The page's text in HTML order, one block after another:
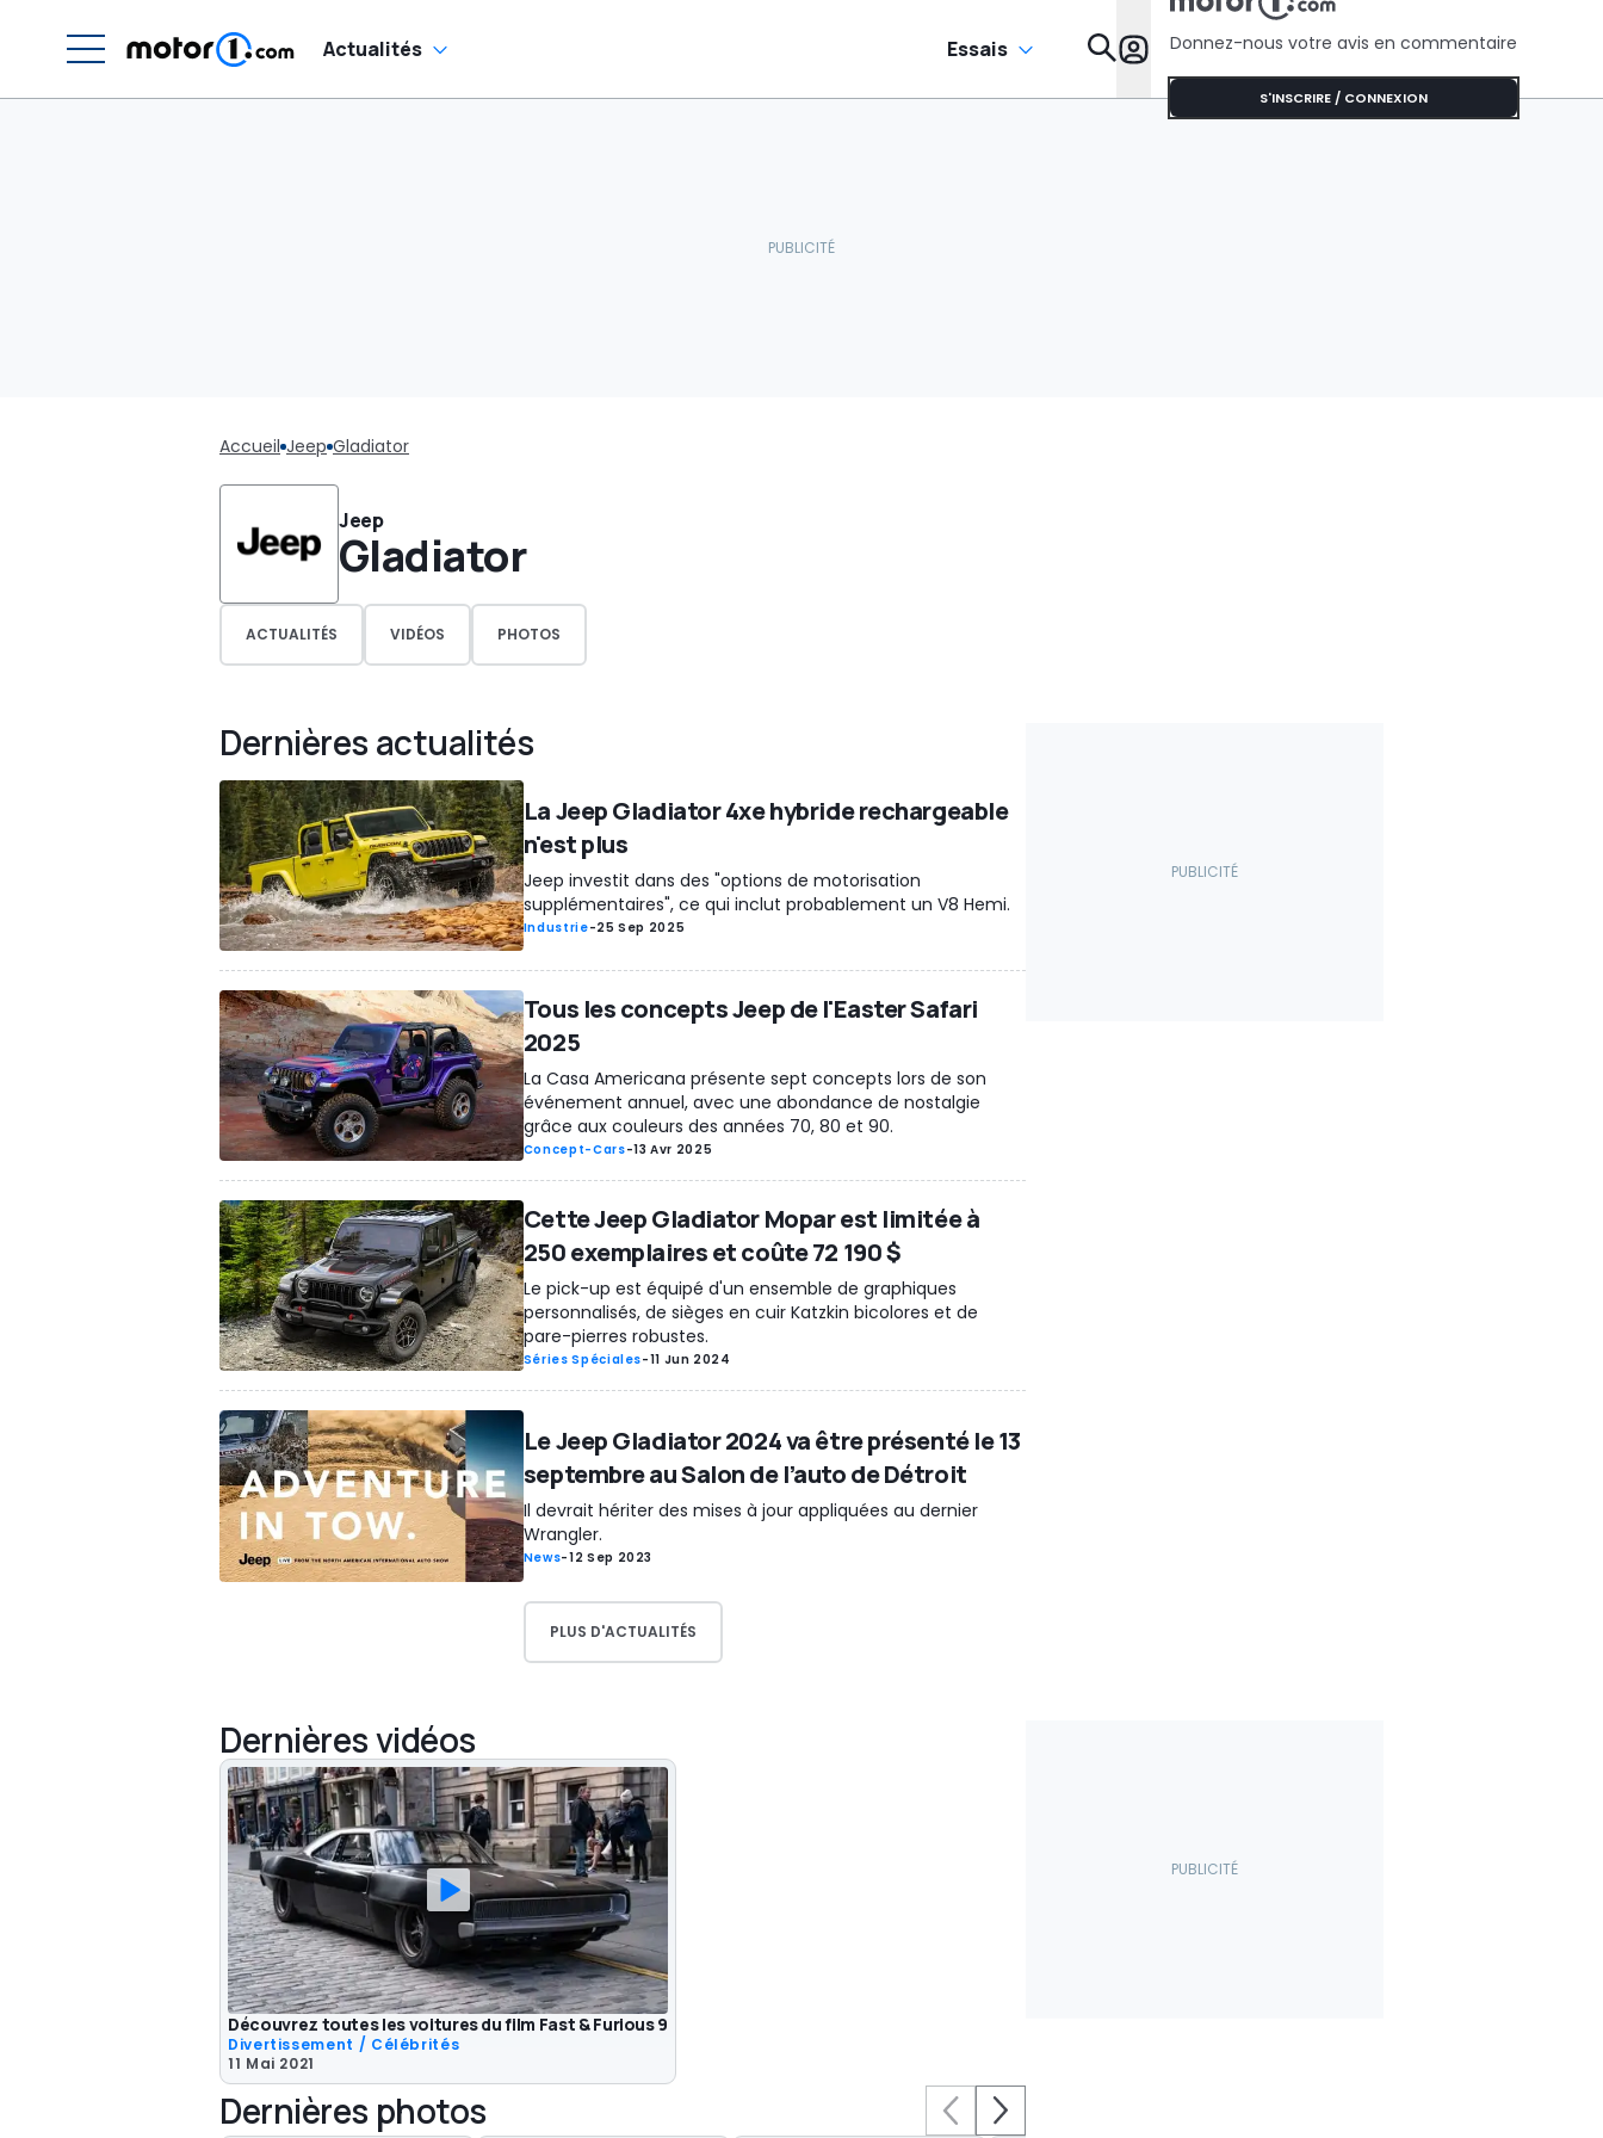
Actualités Essais Donnez-nous votre avis en commentaire
S'INSCRIRE / CONNEXION
Accueil Jeep Gladiator
Jeep
Gladiator
ACTUALITÉS VIDÉOS PHOTOS
Dernières actualités
La Jeep Gladiator 4xe hybride rechargeable
n'est plus
Jeep investit dans des "options de motorisation
supplémentaires", ce qui inclut probablement un V8 Hemi.
Industrie-25 Sep 2025
Tous les concepts Jeep de l'Easter Safari
2025
La Casa Americana présente sept concepts lors de son
événement annuel, avec une abondance de nostalgie
grâce aux couleurs des années 70, 80 et 90.
Concept-Cars-13 Avr 2025
Cette Jeep Gladiator Mopar est limitée à
250 exemplaires et coûte 72 190 $
Le pick-up est équipé d'un ensemble de graphiques
personnalisés, de sièges en cuir Katzkin bicolores et de
pare-pierres robustes.
Séries Spéciales-11 Jun 2024
Le Jeep Gladiator 2024 va être présenté le 13
septembre au Salon de l’auto de Détroit
Il devrait hériter des mises à jour appliquées au dernier
Wrangler.
News-12 Sep 2023
PLUS D'ACTUALITÉS
Dernières vidéos
Découvrez toutes les voitures du film Fast & Furious 9
Divertissement / Célébrités
11 Mai 2021
Dernières photos